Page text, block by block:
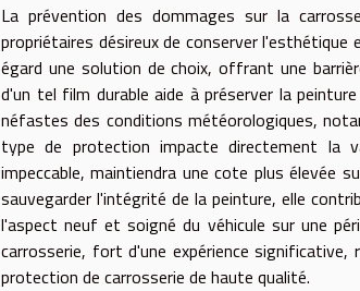
La prévention des dommages sur la
propriétaires désireux de conserver
égard une solution de choix, offrant une
d'un tel film durable aide à préserver la
néfastes des conditions météorologiques,
type de protection impacte directement la
impeccable, maintiendra une cote plus élevée
sauvegarder l'intégrité de la peinture, elle
l'aspect neuf et soigné du véhicule sur une
carrosserie, fort d'une expérience
protection de carrosserie de haute qualité.